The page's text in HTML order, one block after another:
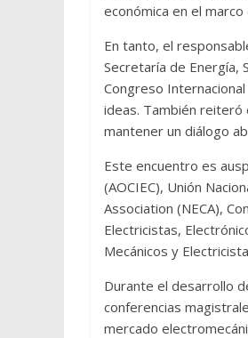
económica en el
En tanto, el
Secretaría de Energía,
Congreso
ideas. También reiteró
mantener un diálogo
Este encuentro es
(AOCIEC), Unión
Association (NECA),
Electricistas,
Mecánicos y
Durante el desarrollo
conferencias
mercado